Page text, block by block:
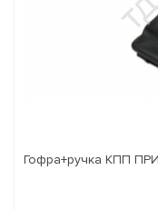
Гофра+ручка КПП